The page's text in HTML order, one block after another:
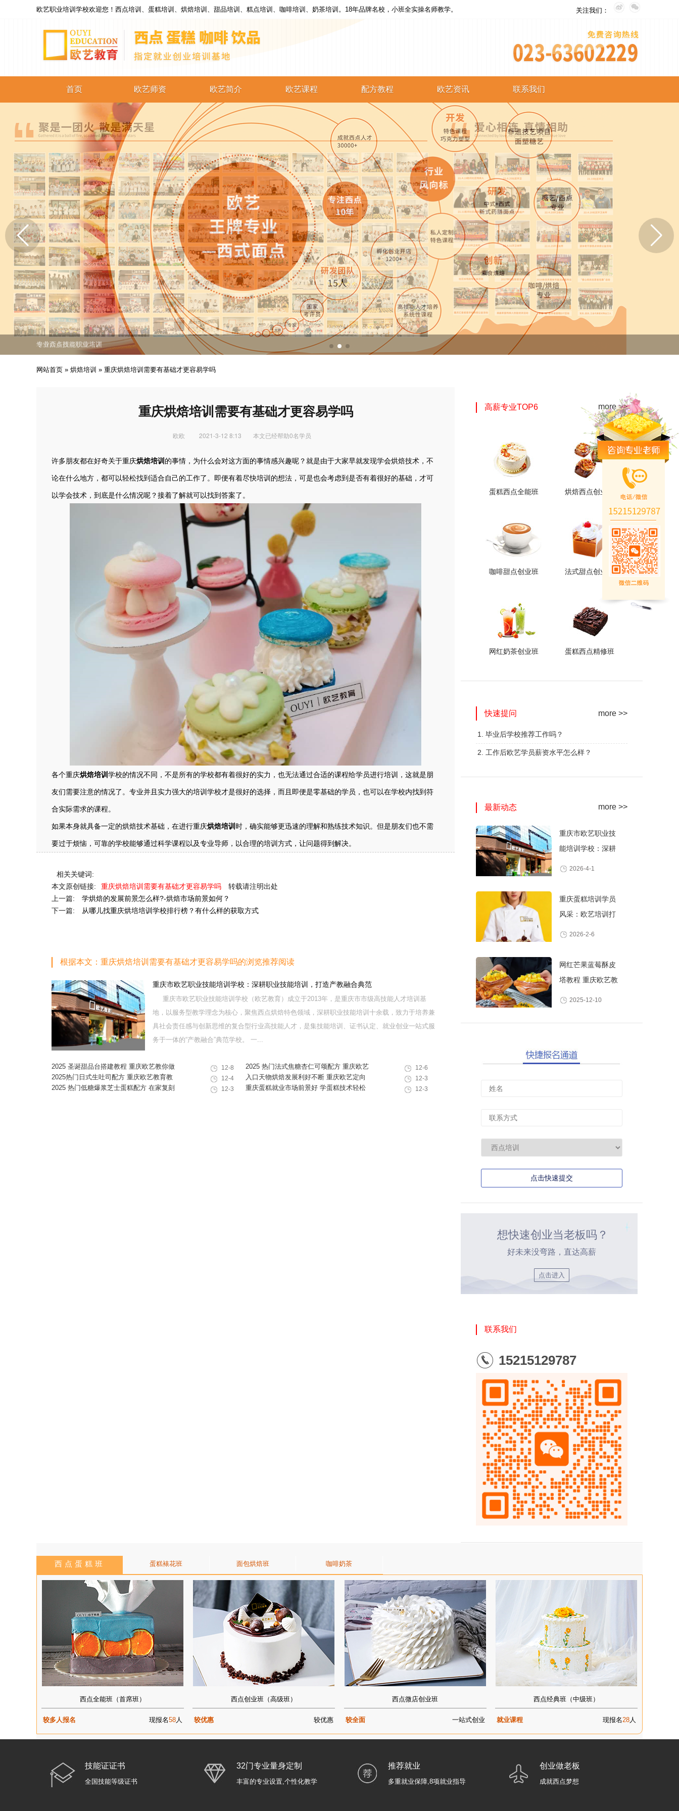
欧艺职业培训学校欢迎您！西点培训、蛋糕培训、烘焙培训、甜品培训、糕点培训、咖啡培训、奶茶培训。18年品牌名校，小班全实操名师教学。 关注我们：
首页 欧艺师资 欧艺简介 欧艺课程
西点培训
蛋糕培训
烘焙培训
咖啡培训
奶茶培训
饮品培训
调酒培训
配方教程
西点配方
蛋糕配方
烘焙配方
咖啡配方
奶茶配方
饮品配方
调酒配方
欧艺资讯 联系我们
免费课程活动出炉
专业西点技能职业培训
培养众多西点技能人才
免费课程活动出炉
专业西点技能职业培训
网站首页 » 烘焙培训 » 重庆烘焙培训需要有基础才更容易学吗
重庆烘焙培训需要有基础才更容易学吗
欧欧 2021-3-12 8:13 本文已经帮助0名学员
许多朋友都在好奇关于重庆烘焙培训的事情，为什么会对这方面的事情感兴趣呢？就是由于大家早就发现学会烘焙技术，不
论在什么地方，都可以轻松找到适合自己的工作了。即便有着尽快培训的想法，可是也会考虑到是否有着很好的基础，才可
以学会技术，到底是什么情况呢？接着了解就可以找到答案了。
各个重庆烘焙培训学校的情况不同，不是所有的学校都有着很好的实力，也无法通过合适的课程给学员进行培训，这就是朋
友们需要注意的情况了。专业并且实力强大的培训学校才是很好的选择，而且即便是零基础的学员，也可以在学校内找到符
合实际需求的课程。
如果本身就具备一定的烘焙技术基础，在进行重庆烘焙培训时，确实能够更迅速的理解和熟练技术知识。但是朋友们也不需
要过于烦恼，可靠的学校能够通过科学课程以及专业导师，以合理的培训方式，让问题得到解决。
相关关键词:
本文原创链接:
重庆烘焙培训需要有基础才更容易学吗
转载请注明出处
上一篇:
学烘焙的发展前景怎么样?-烘焙市场前景如何？
下一篇:
从哪儿找重庆烘培培训学校排行榜？有什么样的获取方式
根据本文：重庆烘焙培训需要有基础才更容易学吗的浏览推荐阅读
重庆市欧艺职业技能培训学校：深耕职业技能培训，打造产教融合典范
重庆市欧艺职业技能培训学校（欧艺教育）成立于2013年，是重庆市市级高技能人才培训基
地，以服务型教学理念为核心，聚焦西点烘焙特色领域，深耕职业技能培训十余载，致力于培养兼
具社会责任感与创新思维的复合型行业高技能人才，是集技能培训、证书认定、就业创业一站式服
务于一体的“产教融合”典范学校。 一...
2025 圣诞甜品台搭建教程 重庆欧艺教你做
高颜值圣诞甜品组合
12-8
2025 热门法式焦糖杏仁可颂配方 重庆欧艺
教你做出高颜值酥脆西点
12-6
2025热门日式生吐司配方 重庆欧艺教育教
你在家做出软韧拉丝面包
12-4
入口天物烘焙发展利好不断 重庆欧艺定向
培养专业人才赋能行业
12-3
2025 热门低糖爆浆芝士蛋糕配方 在家复刻
12-3
重庆蛋糕就业市场前景好 学蛋糕技术轻松
12-3
高薪专业TOP6 more >>
蛋糕西点全能班
蛋糕西点全能班
火爆的专业
烘焙西点创业班
烘焙西点创业班
火爆的专业
咖啡甜点创业班
咖啡甜点创业班
火爆的专业
法式甜点创业班
法式甜点创业班
火爆的专业
网红奶茶创业班
火爆的专业
蛋糕西点精修班
火爆的专业
快速提问 more >>
1. 毕业后学校推荐工作吗？
2. 工作后欧艺学员薪资水平怎么样？
最新动态 more >>
重庆市欧艺职业技
能培训学校：深耕
2026-4-1
重庆蛋糕培训学员
风采：欧艺培训打
2026-2-6
网红芒果蓝莓酥皮
塔教程 重庆欧艺教
2025-12-10
点击快速提交
想快速创业当老板吗？
好未来没弯路，直达高薪
点击进入
联系我们
15215129787
西点蛋糕班 蛋糕裱花班 面包烘焙班 咖啡奶茶
西点全能班（首席班）
较多人报名 现报名58人
西点创业班（高级班）
较优惠 较优惠
西点微店创业班
较全面 一站式创业
西点经典班（中级班）
就业课程 现报名28人
技能证证书
全国技能等级证书
32门专业量身定制
丰富的专业设置,个性化教学
推荐就业
多重就业保障,8项就业指导
创业做老板
成就西点梦想